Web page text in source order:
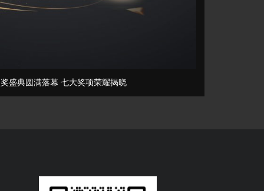
盛典圆满落幕 七大奖项荣耀揭晓